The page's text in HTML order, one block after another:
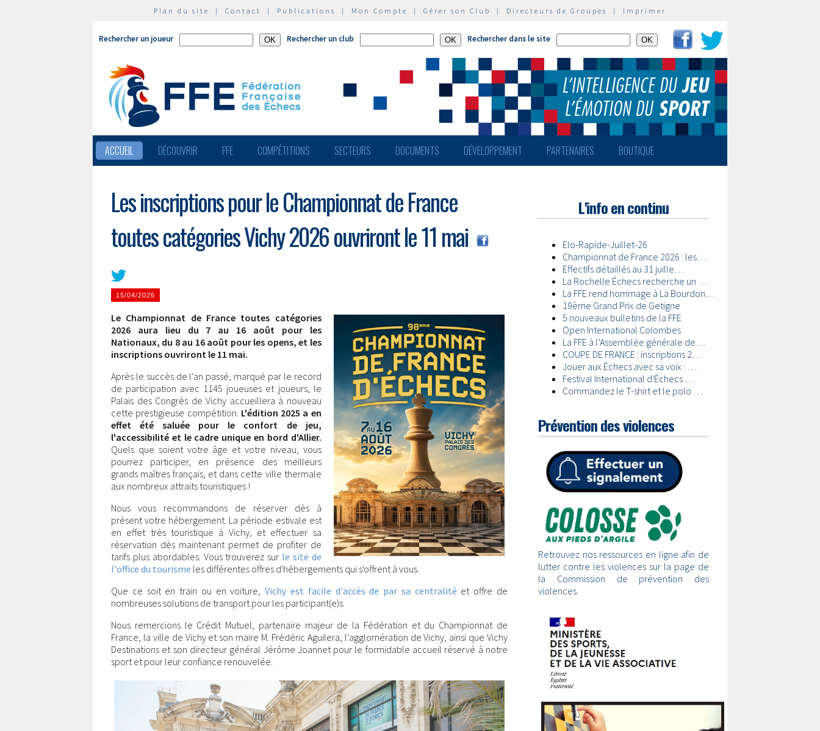
Plan du site | Contact | Publications | Mon Compte | Gérer son Club | Directeurs de Groupes | Imprimer
Rechercher un joueur Rechercher un club Rechercher dans le site
ACCUEIL DÉCOUVRIR FFE COMPÉTITIONS SECTEURS DOCUMENTS DÉVELOPPEMENT PARTENAIRES BOUTIQUE
Les inscriptions pour le Championnat de France
toutes catégories Vichy 2026 ouvriront le 11 mai
15/04/2026
Le Championnat de France toutes catégories
2026 aura lieu du 7 au 16 août pour les
Nationaux, du 8 au 16 août pour les opens, et les
inscriptions ouvriront le 11 mai.
Après le succès de l'an passé, marqué par le record
de participation avec 1145 joueuses et joueurs, le
Palais des Congrès de Vichy accueillera à nouveau
cette prestigieuse compétition. L'édition 2025 a en
effet été saluée pour le confort de jeu,
l'accessibilité et le cadre unique en bord d'Allier.
Quels que soient votre âge et votre niveau, vous
pourrez participer, en présence des meilleurs
grands maîtres français, et dans cette ville thermale
aux nombreux attraits touristiques !
Nous vous recommandons de réserver dès à
présent votre hébergement. La période estivale est
en effet très touristique à Vichy, et effectuer sa
réservation dès maintenant permet de profiter de
tarifs plus abordables. Vous trouverez sur le site de
l'office du tourisme les différentes offres d'hébergements qui s'offrent à vous.
Que ce soit en train ou en voiture,Vichy est facile d'accès de par sa centralité et offre de
nombreuses solutions de transport pour les participant(e)s.
Nous remercions le Crédit Mutuel, partenaire majeur de la Fédération et du Championnat de
France, la ville de Vichy et son maire M. Frédéric Aguilera, l'agglomération de Vichy, ainsi que Vichy
Destinations et son directeur général Jérôme Joannet pour le formidable accueil réservé à notre
sport et pour leur confiance renouvelée.
L'info en continu
Prévention des violences
Retrouvez nos ressources en ligne afin de
lutter contre les violences sur la page de
la Commission de prévention des
violences.